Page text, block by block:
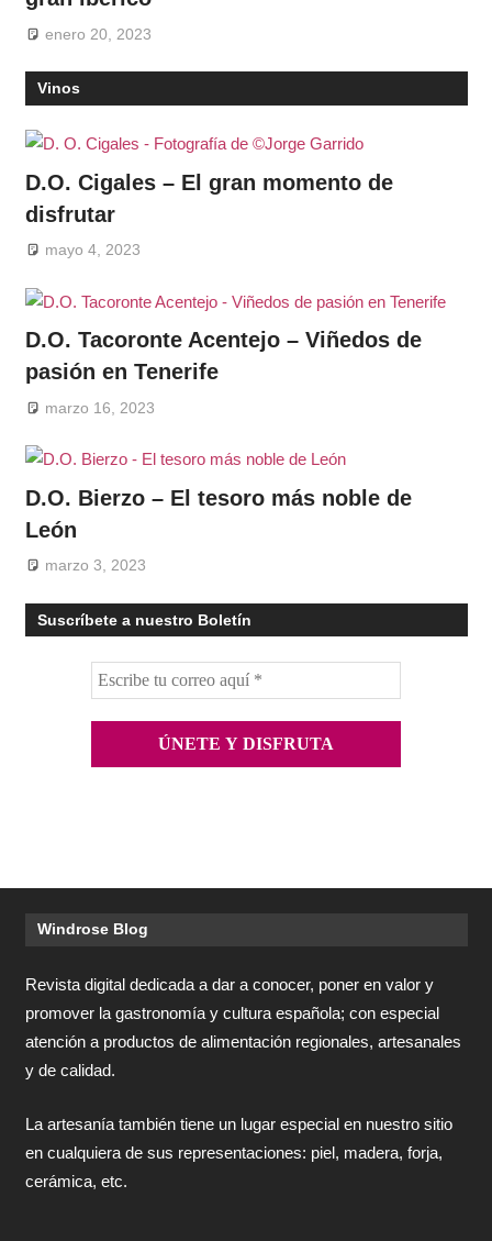
enero 20, 2023
Vinos
D.O. Cigales – El gran momento de
disfrutar
mayo 4, 2023
D.O. Tacoronte Acentejo – Viñedos de
pasión en Tenerife
marzo 16, 2023
D.O. Bierzo – El tesoro más noble de
León
marzo 3, 2023
Suscríbete a nuestro Boletín
Windrose Blog
Revista digital dedicada a dar a conocer, poner en valor y
promover la gastronomía y cultura española; con especial
atención a productos de alimentación regionales, artesanales
y de calidad.
La artesanía también tiene un lugar especial en nuestro sitio
en cualquiera de sus representaciones: piel, madera, forja,
cerámica, etc.